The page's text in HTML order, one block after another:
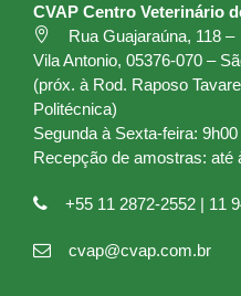
CVAP Centro Veterinário
Rua Guajaraúna, 118 –
Vila Antonio, 05376-070 –
(próx. à Rod. Raposo
Politécnica)
Segunda à Sexta-feira:
Recepção de amostras: até
+55 11 2872-2552 | 11
cvap@cvap.com.br